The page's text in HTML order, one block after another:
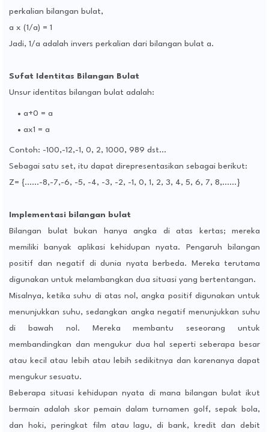
perkalian bilangan bulat,
a x (1/a) = 1
Jadi, 1/a adalah invers perkalian dari bilangan bulat a.
Sufat Identitas Bilangan Bulat
Unsur identitas bilangan bulat adalah:
a+0 = a
ax1 = a
Contoh: -100,-12,-1, 0, 2, 1000, 989 dst…
Sebagai satu set, itu dapat direpresentasikan sebagai berikut:
Z= {……-8,-7,-6, -5, -4, -3, -2, -1, 0, 1, 2, 3, 4, 5, 6, 7, 8,……}
Implementasi bilangan bulat
Bilangan bulat bukan hanya angka di atas kertas; mereka
memiliki banyak aplikasi kehidupan nyata. Pengaruh bilangan
positif dan negatif di dunia nyata berbeda. Mereka terutama
digunakan untuk melambangkan dua situasi yang bertentangan.
Misalnya, ketika suhu di atas nol, angka positif digunakan untuk
menunjukkan suhu, sedangkan angka negatif menunjukkan suhu
di bawah nol. Mereka membantu seseorang untuk
membandingkan dan mengukur dua hal seperti seberapa besar
atau kecil atau lebih atau lebih sedikitnya dan karenanya dapat
mengukur sesuatu.
Beberapa situasi kehidupan nyata di mana bilangan bulat ikut
bermain adalah skor pemain dalam turnamen golf, sepak bola,
dan hoki, peringkat film atau lagu, di bank, kredit dan debit